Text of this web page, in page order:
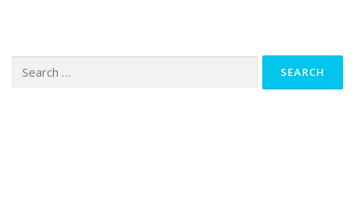
for: